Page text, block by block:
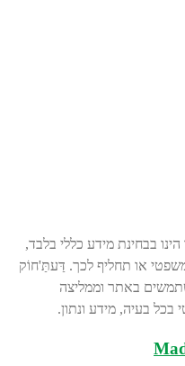
בבחינת מידע כללי בלבד,
משפטי או תחליף לכך. דַּעתַּ'חוֹק
באתר וממליצה
בכל בעיה, מידע ונתון.